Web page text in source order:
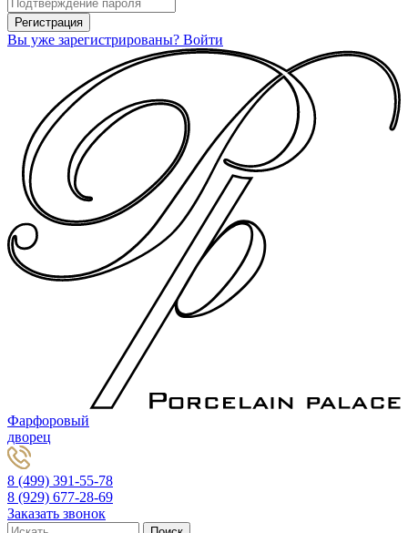
Вы уже зарегистрированы? Войти
Фарфоровый
дворец
8 (499) 391-55-78
8 (929) 677-28-69
Заказать звонок